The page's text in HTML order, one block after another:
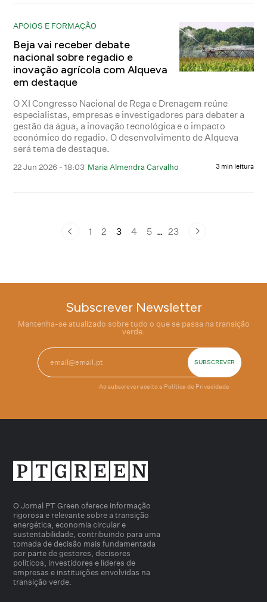
APOIOS E FORMAÇÃO
Beja vai receber debate
nacional sobre regadio e
inovação agrícola com Alqueva
em destaque
O XI Congresso Nacional de Rega e Drenagem reúne
especialistas, empresas e investigadores para debater a
gestão da água, a inovação tecnológica e o impacto
económico do regadio. O desenvolvimento de Alqueva
será tema de destaque.
22 Jun 2026 - 18:03 Maria Almendra Carvalho 3 min leitura
1 2 3 4 5 … 23
Subscrever Newsletter
Mantenha-se atualizado sobre tudo o que se passa na transição
verde.
Ao subscrever aceito a Política de Privacidade
O Jornal PT Green oferece informação
rigorosa e relevante sobre a transição
energética, economia circular e
sustentabilidade, contribuindo para uma
tomada de decisão mais fundamentada
por parte de gestores, decisores
políticos, investidores e líderes de
empresas e instituições envolvidas na
transição verde.